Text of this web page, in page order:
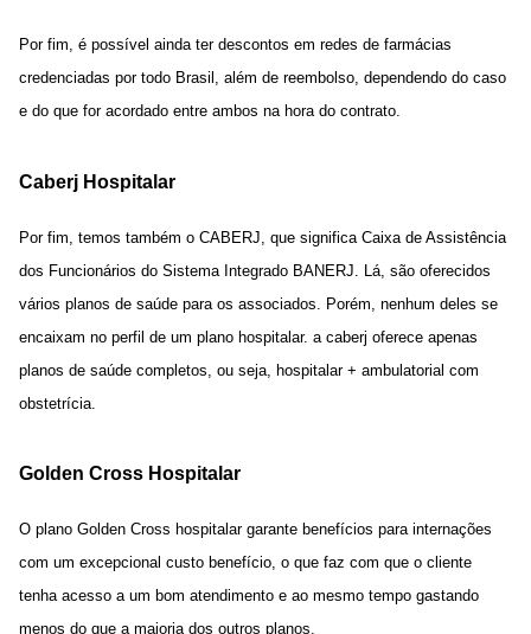
Por fim, é possível ainda ter descontos em redes de farmácias
credenciadas por todo Brasil, além de reembolso, dependendo do caso
e do que for acordado entre ambos na hora do contrato.
Caberj Hospitalar
Por fim, temos também o CABERJ , que significa Caixa de Assistência
dos Funcionários do Sistema Integrado BANERJ. Lá, são oferecidos
vários planos de saúde para os associados. Porém, nenhum deles se
encaixam no perfil de um plano hospitalar. a caberj oferece apenas
planos de saúde completos, ou seja, hospitalar + ambulatorial com
obstetrícia.
Golden Cross Hospitalar
O plano Golden Cross hospitalar garante benefícios para internações
com um excepcional custo benefício, o que faz com que o cliente
tenha acesso a um bom atendimento e ao mesmo tempo gastando
menos do que a maioria dos outros planos.